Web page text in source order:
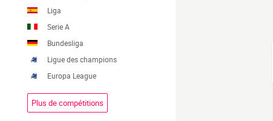
Liga
Serie A
Bundesliga
Ligue des champions
Europa League
Plus de compétitions